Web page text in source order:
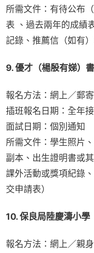
所需文件：有待公布
表 、過去兩年的成績
記錄、推薦信（如有）
9. 優才（楊殷有娣）
報名方法：網上／郵
插班報名日期：全年
面試日期：個別通知
所需文件：學生照片
副本、出生證明書或
課外活動或獎項紀錄
交申請表）
10. 保良局陸慶濤小學
報名方法：網上／親